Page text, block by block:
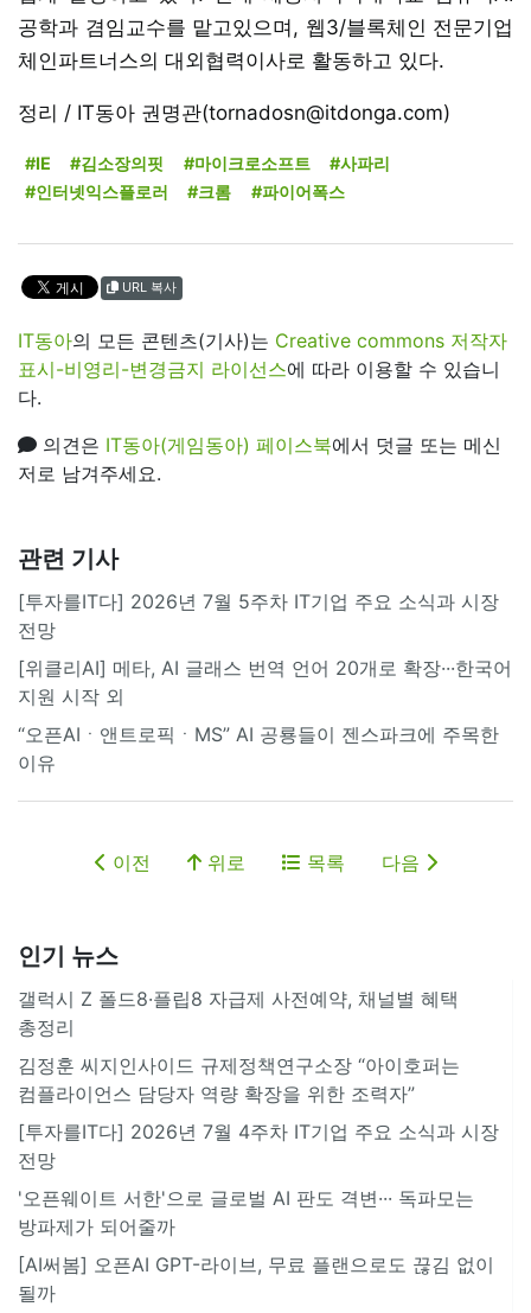
공학과 겸임교수를 맡고있으며, 웹3/블록체인 전문기업
체인파트너스의 대외협력이사로 활동하고 있다.
정리 / IT동아 권명관(tornadosn@itdonga.com)
#IE #김소장의핏 #마이크로소프트
#사파리
#인터넷익스플로러
#크롬 #파이어폭스
URL 복사
IT동아의 모든 콘텐츠(기사)는 Creative commons 저작자
표시-비영리-변경금지 라이선스에 따라 이용할 수 있습니
다.
의견은 IT동아(게임동아) 페이스북에서 덧글 또는 메신
저로 남겨주세요.
관련 기사
[투자를IT다] 2026년 7월 5주차 IT기업 주요 소식과 시장
전망
[위클리AI] 메타, AI 글래스 번역 언어 20개로 확장···한국어
지원 시작 외
“오픈AIㆍ앤트로픽ㆍMS” AI 공룡들이 젠스파크에 주목한
이유
이전 위로 목록 다음
인기 뉴스
갤럭시 Z 폴드8·플립8 자급제 사전예약, 채널별 혜택
총정리
김정훈 씨지인사이드 규제정책연구소장 “아이호퍼는
컴플라이언스 담당자 역량 확장을 위한 조력자”
[투자를IT다] 2026년 7월 4주차 IT기업 주요 소식과 시장
전망
'오픈웨이트 서한'으로 글로벌 AI 판도 격변··· 독파모는
방파제가 되어줄까
[AI써봄] 오픈AI GPT-라이브, 무료 플랜으로도 끊김 없이
될까